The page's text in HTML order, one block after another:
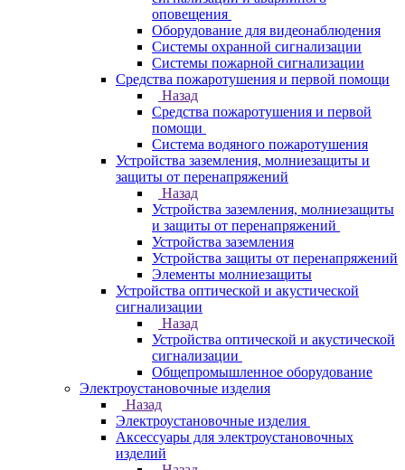
оповещения
Оборудование для видеонаблюдения
Системы охранной сигнализации
Системы пожарной сигнализации
Средства пожаротушения и первой помощи
Назад
Средства пожаротушения и первой
помощи
Система водяного пожаротушения
Устройства заземления, молниезащиты и
защиты от перенапряжений
Назад
Устройства заземления, молниезащиты
и защиты от перенапряжений
Устройства заземления
Устройства защиты от перенапряжений
Элементы молниезащиты
Устройства оптической и акустической
сигнализации
Назад
Устройства оптической и акустической
сигнализации
Общепромышленное оборудование
Электроустановочные изделия
Назад
Электроустановочные изделия
Аксессуары для электроустановочных
изделий